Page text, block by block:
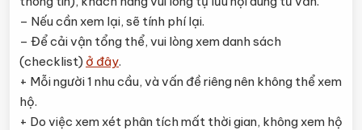
– Nếu cần xem lại, sẽ tính phí lại.
– Để cải vận tổng thể, vui lòng xem danh sách
(checklist) ở đây.
+ Mỗi người 1 nhu cầu, và vấn đề riêng nên không thể xem
hộ.
+ Do việc xem xét phân tích mất thời gian, không xem hộ